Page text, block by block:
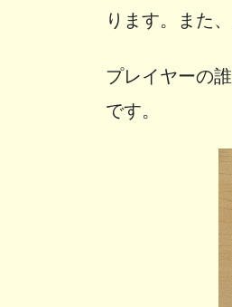
ります。また
プレイヤーの
です。